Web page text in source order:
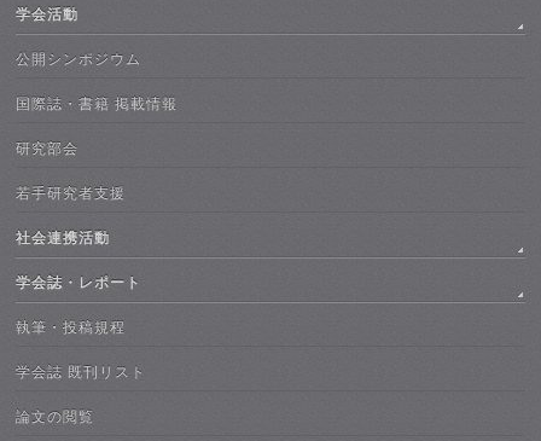
学会活動
公開シンポジウム
国際誌・書籍 掲載情報
研究部会
若手研究者支援
社会連携活動
学会誌・レポート
執筆・投稿規程
学会誌 既刊リスト
論文の閲覧